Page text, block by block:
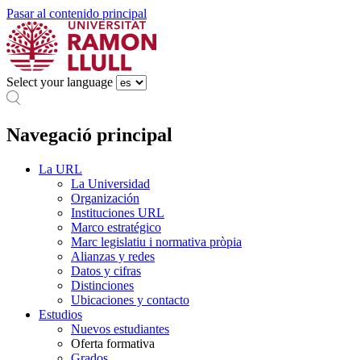
Pasar al contenido principal
Select your language
Navegació principal
La URL
La Universidad
Organización
Instituciones URL
Marco estratégico
Marc legislatiu i normativa pròpia
Alianzas y redes
Datos y cifras
Distinciones
Ubicaciones y contacto
Estudios
Nuevos estudiantes
Oferta formativa